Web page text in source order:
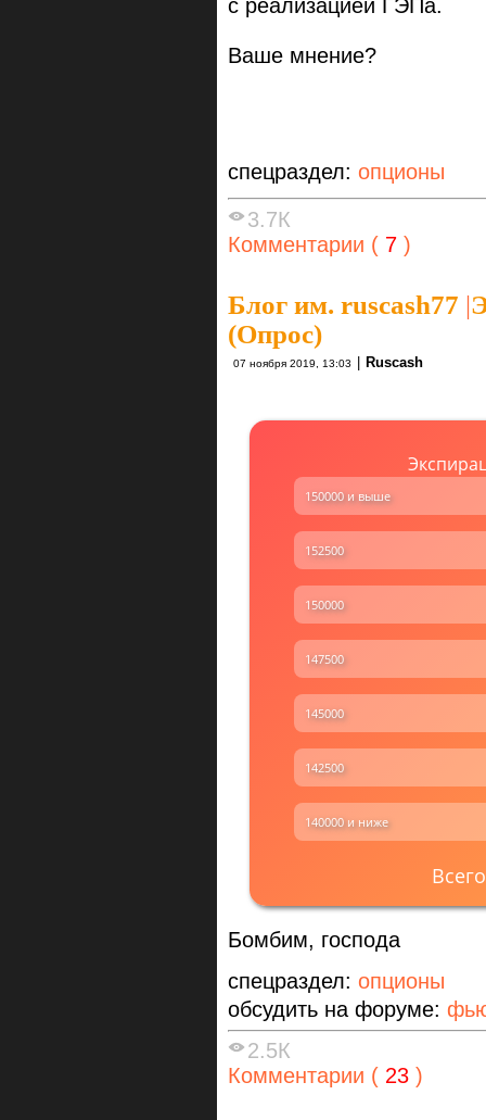
с реализацией ГЭПа.
Ваше мнение?
спецраздел: опционы
3.7К
Комментарии ( 7 )
Блог им. ruscash77 |
(Опрос)
07 ноября 2019, 13:03 Ruscash
150000 и выше
152500
150000
147500
145000
142500
140000 и ниже
Бомбим, господа
спецраздел: опционы
обсудить на форуме:
2.5К
Комментарии ( 23 )